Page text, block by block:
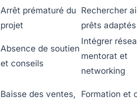
Arrêt prématuré du
projet
Rechercher
prêts adaptés
Absence de soutien
et conseils
Intégrer
mentorat et
networking
Baisse des ventes,
Formation et